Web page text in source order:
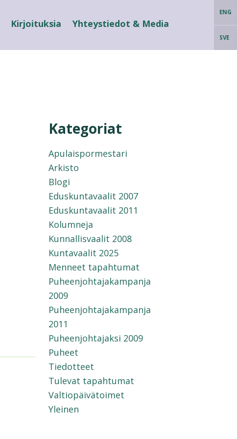
ENG
SVE
Kirjoituksia Yhteystiedot & Media
Kategoriat
Apulaispormestari
Arkisto
Blogi
Eduskuntavaalit 2007
Eduskuntavaalit 2011
Kolumneja
Kunnallisvaalit 2008
Kuntavaalit 2025
Menneet tapahtumat
Puheenjohtajakampanja
2009
Puheenjohtajakampanja
2011
Puheenjohtajaksi 2009
Puheet
Tiedotteet
Tulevat tapahtumat
Valtiopäivätoimet
Yleinen